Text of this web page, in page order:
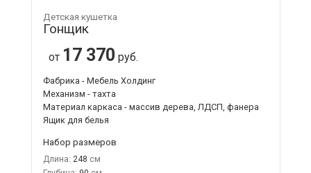
Детская кушетка
Гонщик
от 17 370 руб.
Фабрика - Мебель Холдинг
Механизм - тахта
Материал каркаса - массив дерева, ЛДСП, фанера
Ящик для белья
Набор размеров
Длина: 248